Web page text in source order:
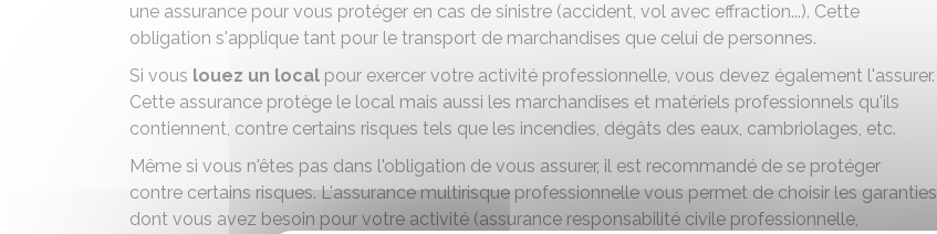
une assurance pour vous protéger en cas de sinistre (accident, vol avec effraction...). Cette
obligation s'applique tant pour le transport de marchandises que celui de personnes.
Si vous louez un local pour exercer votre activité professionnelle, vous devez également l'assurer.
Cette assurance protège le local mais aussi les marchandises et matériels professionnels qu'ils
contiennent, contre certains risques tels que les incendies, dégâts des eaux, cambriolages, etc.
Même si vous n'êtes pas dans l'obligation de vous assurer, il est recommandé de se protéger
contre certains risques. L'assurance multirisque professionnelle vous permet de choisir les garanties
dont vous avez besoin pour votre activité (assurance responsabilité civile professionnelle,